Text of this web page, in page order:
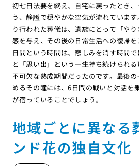
初七日法要を終え、自宅に戻ったとき
う、静謐で穏やかな空気が流れていま
り行われた葬儀は、遺族にとって「や
感を与え、その後の日常生活への復帰
日間という時間は、悲しみを消す時間で
と「思い出」という一生持ち続けられる
不可欠な熟成期間だったのです。最後
めるその瞳には、6日間の戦いと対話を
が宿っていることでしょう。
地域ごとに異なる
ンド花の独自文化